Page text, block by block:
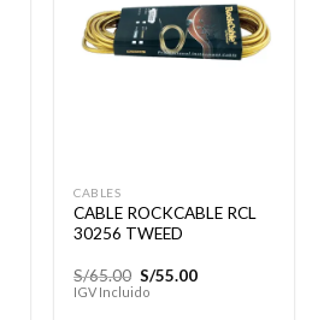
Añadir
a la
lista de
deseos
CABLES
CABLE ROCKCABLE RCL
30256 TWEED
S/65.00 El
precio
S/55.00El
IGV Incluido